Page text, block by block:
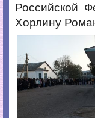
Российской
Хорлину